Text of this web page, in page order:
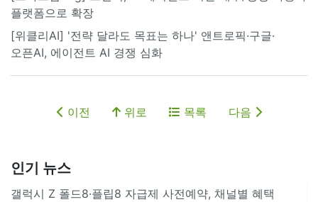
플랫폼으로 확장
[위클리AI] '전략 달라도 목표는 하나' 앤트로픽·구글·
오픈AI, 에이전트 AI 경쟁 심화
이전 위로 목록 다음
인기 뉴스
갤럭시 Z 폴드8·플립8 자급제 사전예약, 채널별 혜택